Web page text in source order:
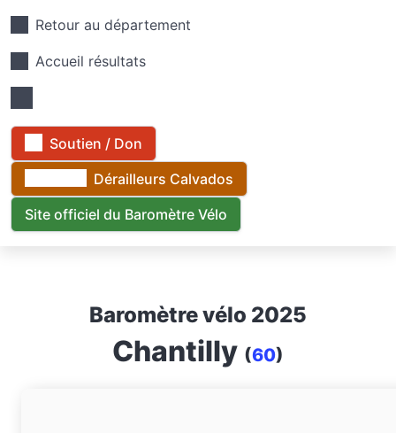
Retour au département
Accueil résultats
Soutien / Don
Dérailleurs Calvados
Site officiel du Baromètre Vélo
Baromètre vélo 2025
Chantilly (60)